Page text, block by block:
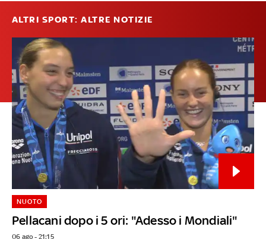
ALTRI SPORT: ALTRE NOTIZIE
Pellacani dopo i 5 ori: "Adesso i Mondiali"
NUOTO
06 ago - 21:15